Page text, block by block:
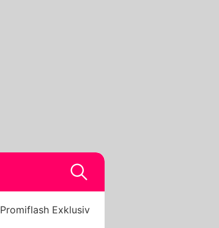
Promiflash Exklusiv